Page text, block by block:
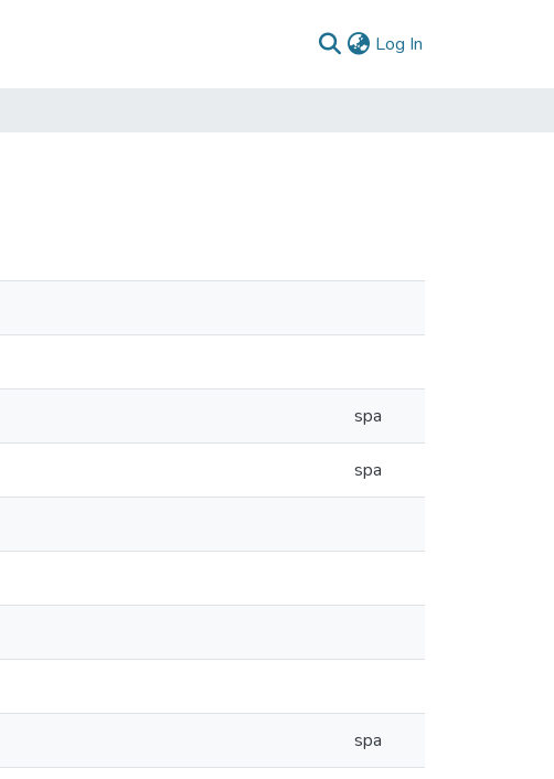
Log In
spa
spa
spa